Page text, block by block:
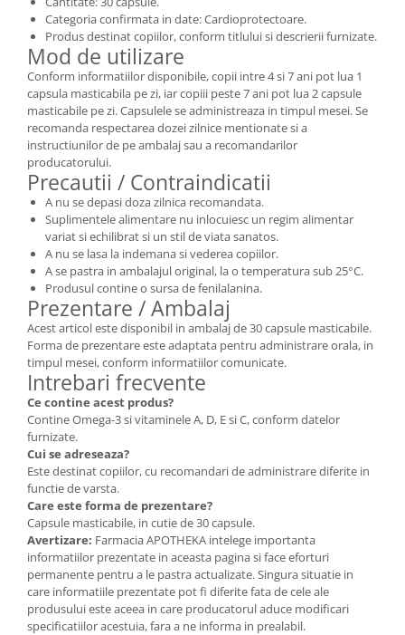
Categoria confirmata in date: Cardioprotectoare.
Produs destinat copiilor, conform titlului si descrierii furnizate.
Mod de utilizare
Conform informatiilor disponibile, copii intre 4 si 7 ani pot lua 1
capsula masticabila pe zi, iar copiii peste 7 ani pot lua 2 capsule
masticabile pe zi. Capsulele se administreaza in timpul mesei. Se
recomanda respectarea dozei zilnice mentionate si a
instructiunilor de pe ambalaj sau a recomandarilor
producatorului.
Precautii / Contraindicatii
A nu se depasi doza zilnica recomandata.
Suplimentele alimentare nu inlocuiesc un regim alimentar
variat si echilibrat si un stil de viata sanatos.
A nu se lasa la indemana si vederea copiilor.
A se pastra in ambalajul original, la o temperatura sub 25°C.
Produsul contine o sursa de fenilalanina.
Prezentare / Ambalaj
Acest articol este disponibil in ambalaj de 30 capsule masticabile.
Forma de prezentare este adaptata pentru administrare orala, in
timpul mesei, conform informatiilor comunicate.
Intrebari frecvente
Ce contine acest produs?
Contine Omega-3 si vitaminele A, D, E si C, conform datelor
furnizate.
Cui se adreseaza?
Este destinat copiilor, cu recomandari de administrare diferite in
functie de varsta.
Care este forma de prezentare?
Capsule masticabile, in cutie de 30 capsule.
Avertizare: Farmacia APOTHEKA intelege importanta
informatiilor prezentate in aceasta pagina si face eforturi
permanente pentru a le pastra actualizate. Singura situatie in
care informatiile prezentate pot fi diferite fata de cele ale
produsului este aceea in care producatorul aduce modificari
specificatiilor acestuia, fara a ne informa in prealabil.